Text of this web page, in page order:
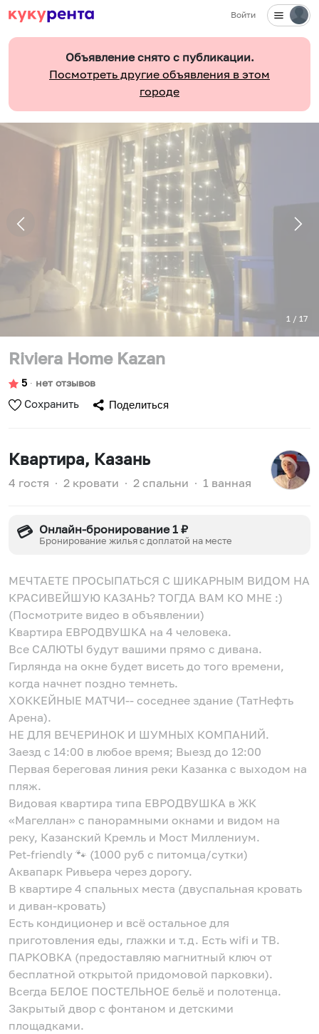
Войти
Объявление снято с публикации.
Посмотреть другие объявления в этом
городе
1 / 17
Riviera Home Kazan
5 ∙ нет отзывов
Сохранить Поделиться
Квартира, Казань
4 гостя ∙ 2 кровати ∙ 2 спальни ∙ 1 ванная
💳 Онлайн-бронирование 1 ₽
Бронирование жилья с доплатой на месте
МЕЧТАЕТЕ ПРОСЫПАТЬСЯ С ШИКАРНЫМ ВИДОМ НА
КРАСИВЕЙШУЮ КАЗАНЬ? ТОГДА ВАМ КО МНЕ :)
(Посмотрите видео в объявлении)
Квартира ЕВРОДВУШКА на 4 человека.
Все САЛЮТЫ будут вашими прямо с дивана.
Гирлянда на окне будет висеть до того времени,
когда начнет поздно темнеть.
ХОККЕЙНЫЕ МАТЧИ-- соседнее здание (ТатНефть
Арена).
НЕ ДЛЯ ВЕЧЕРИНОК И ШУМНЫХ КОМПАНИЙ.
Заезд с 14:00 в любое время; Выезд до 12:00
Первая береговая линия реки Казанка с выходом на
пляж.
Видовая квартира типа ЕВРОДВУШКА в ЖК
«Магеллан» с панорамными окнами и видом на
реку, Казанский Кремль и Мост Миллениум.
Pet-friendly 🐾 (1000 руб с питомца/сутки)
Аквапарк Ривьера через дорогу.
В квартире 4 спальных места (двуспальная кровать
и диван-кровать)
Есть кондиционер и всё остальное для
приготовления еды, глажки и т.д. Есть wifi и ТВ.
ПАРКОВКА (предоставляю магнитный ключ от
бесплатной открытой придомовой парковки).
Всегда БЕЛОЕ ПОСТЕЛЬНОЕ бельё и полотенца.
Закрытый двор с фонтаном и детскими
площадками.